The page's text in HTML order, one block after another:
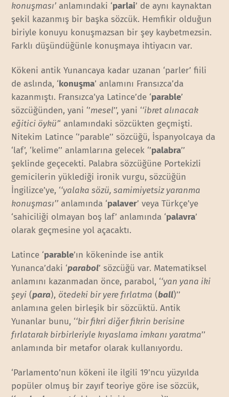
konuşması’ anlamındaki ‘parlai’ de aynı kaynaktan
şekil kazanmış bir başka sözcük. Hemfikir olduğun
biriyle konuyu konuşmazsan bir şey kaybetmezsin.
Farklı düşündüğünle konuşmaya ihtiyacın var.
Kökeni antik Yunancaya kadar uzanan ‘parler’ fiili
de aslında, ‘konuşma’ anlamını Fransızca’da
kazanmıştı. Fransızca’ya Latince’de ‘parable’
sözcüğünden, yani ‘’mesel’’, yani ‘‘ibret alınacak
eğitici öykü’‘ anlamındaki sözcükten geçmişti.
Nitekim Latince ‘’parable’’ sözcüğü, İspanyolcaya da
‘laf’, ‘kelime’’ anlamlarına gelecek ‘’palabra’’
şeklinde geçecekti. Palabra sözcüğüne Portekizli
gemicilerin yüklediği ironik vurgu, sözcüğün
İngilizce’ye, ‘‘yalaka sözü, samimiyetsiz yaranma
konuşması’’ anlamında ‘palaver’ veya Türkçe’ye
‘sahiciliği olmayan boş laf’ anlamında ‘palavra’
olarak geçmesine yol açacaktı.
Latince ‘parable’ın kökeninde ise antik
Yunanca’daki ‘parabol’ sözcüğü var. Matematiksel
anlamını kazanmadan önce, parabol, ‘‘yan yana iki
şeyi (para), ötedeki bir yere fırlatma (ball)’’
anlamına gelen birleşik bir sözcüktü. Antik
Yunanlar bunu, ‘‘bir fikri diğer fikrin berisine
fırlatarak birbirleriyle kıyaslama imkanı yaratma’’
anlamında bir metafor olarak kullanıyordu.
‘Parlamento’nun kökeni ile ilgili 19’ncu yüzyılda
popüler olmuş bir zayıf teoriye göre ise sözcük,